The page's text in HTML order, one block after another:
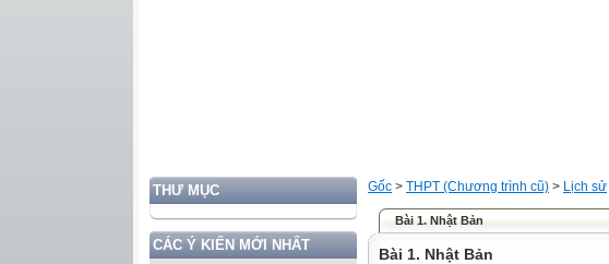
THƯ MỤC
CÁC Ý KIẾN MỚI NHẤT
Gốc > THPT (Chương trình cũ) > Lịch sử
Bài 1. Nhật Bản
Bài 1. Nhật Bản